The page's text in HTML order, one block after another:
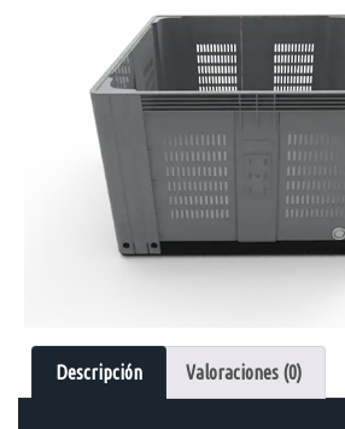
Descripción Valoraciones (0)